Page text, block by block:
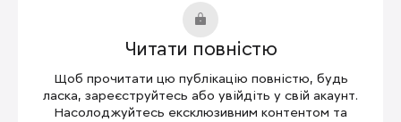
Читати повністю
Щоб прочитати цю публікацію повністю, будь
ласка, зареєструйтесь або увійдіть у свій акаунт.
Насолоджуйтесь ексклюзивним контентом та